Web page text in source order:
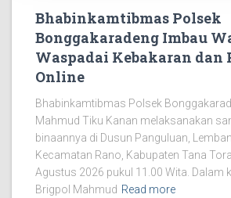
Bhabinkamtibmas Polsek
Bonggakaradeng Imbau
Waspadai Kebakaran dan
Online
Bhabinkamtibmas Polsek
Mahmud Tiku Kanan melaksanakan
binaannya di Dusun Panguluan,
Kecamatan Rano, Kabupaten Tana
Agustus 2026 pukul 11.00 Wita. Dalam
Brigpol Mahmud Read more